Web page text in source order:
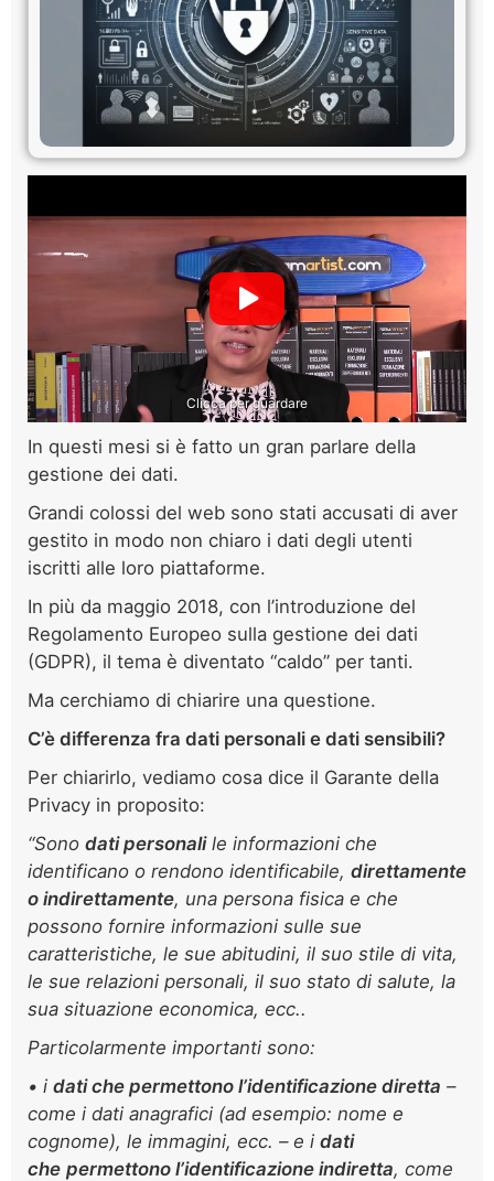
Clicca per guardare
In questi mesi si è fatto un gran parlare della
gestione dei dati.
Grandi colossi del web sono stati accusati di aver
gestito in modo non chiaro i dati degli utenti
iscritti alle loro piattaforme.
In più da maggio 2018, con l’introduzione del
Regolamento Europeo sulla gestione dei dati
(GDPR), il tema è diventato “caldo” per tanti.
Ma cerchiamo di chiarire una questione.
C’è differenza fra dati personali e dati sensibili?
Per chiarirlo, vediamo cosa dice il Garante della
Privacy in proposito:
“Sono dati personalile informazioni che
identificano o rendono identificabile, direttamente
o indirettamente, una persona fisica e che
possono fornire informazioni sulle sue
caratteristiche, le sue abitudini, il suo stile di vita,
le sue relazioni personali, il suo stato di salute, la
sua situazione economica, ecc..
Particolarmente importanti sono:
• i dati che permettono l’identificazione diretta –
come i dati anagrafici (ad esempio: nome e
cognome), le immagini, ecc. – e i dati
che permettono l’identificazione indiretta, come